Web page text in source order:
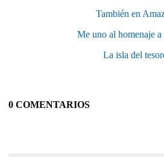
También en
Me uno al homenaje
La isla del
0 COMENTARIOS